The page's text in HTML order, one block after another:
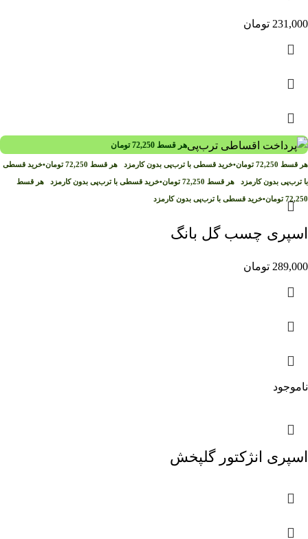
231,000 تومان
هر قسط 72,250 تومان
هر قسط 72,250 تومان•خرید قسطی با ترب‌پی بدون کارمزد هر قسط 72,250 تومان•خرید قسطی
با ترب‌پی بدون کارمزد هر قسط 72,250 تومان•خرید قسطی با ترب‌پی بدون کارمزد هر قسط
72,250 تومان•خرید قسطی با ترب‌پی بدون کارمزد
اسپری چسب گل بانگ
289,000 تومان
ناموجود
اسپری انژکتور گلپخش